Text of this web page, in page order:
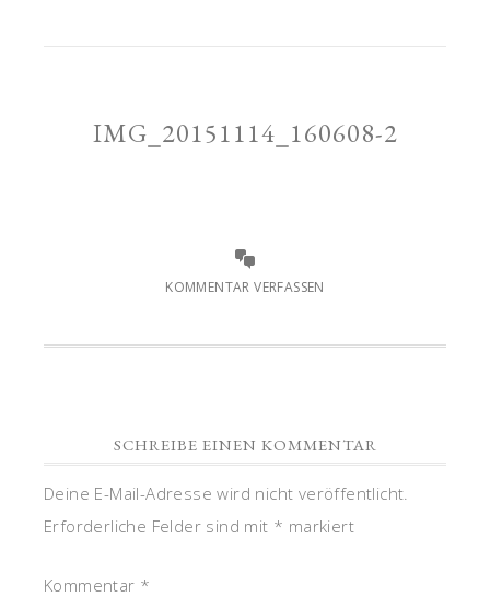
IMG_20151114_160608-2
KOMMENTAR VERFASSEN
SCHREIBE EINEN KOMMENTAR
Deine E-Mail-Adresse wird nicht veröffentlicht.
Erforderliche Felder sind mit * markiert
Kommentar *